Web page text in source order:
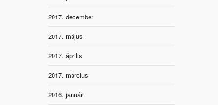
2017. december
2017. május
2017. április
2017. március
2016. január